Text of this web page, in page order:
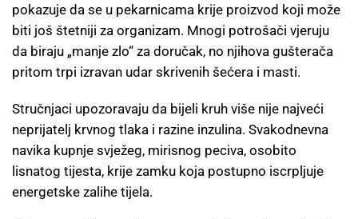
pokazuje da se u pekarnicama krije proizvod koji može
biti još štetniji za organizam. Mnogi potrošači vjeruju
da biraju „manje zlo“ za doručak, no njihova gušterača
pritom trpi izravan udar skrivenih šećera i masti.
Stručnjaci upozoravaju da bijeli kruh više nije najveći
neprijatelj krvnog tlaka i razine inzulina. Svakodnevna
navika kupnje svježeg, mirisnog peciva, osobito
lisnatog tijesta, krije zamku koja postupno iscrpljuje
energetske zalihe tijela.